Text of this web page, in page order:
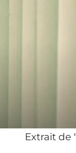
Extrait de